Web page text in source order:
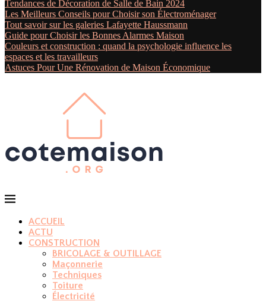
Tendances de Décoration de Salle de Bain 2024
Les Meilleurs Conseils pour Choisir son Électroménager
Tout savoir sur les galeries Lafayette Haussmann
Guide pour Choisir les Bonnes Alarmes Maison
Couleurs et construction : quand la psychologie influence les
espaces et les travailleurs
Astuces Pour Une Rénovation de Maison Économique
ACCUEIL
ACTU
CONSTRUCTION
BRICOLAGE & OUTILLAGE
Maçonnerie
Techniques
Toiture
Électricité